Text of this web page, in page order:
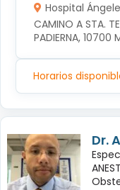
Hospital
CAMINO A STA.
PADIERNA, 10700
Horarios
Dr.